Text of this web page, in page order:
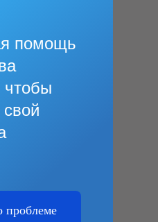
помощь
чтобы
свой
проблеме